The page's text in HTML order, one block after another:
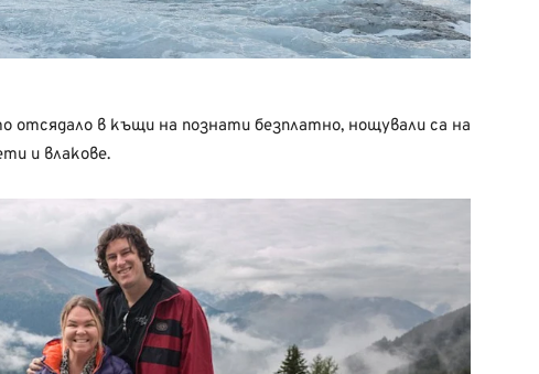
отсядало в къщи на познати безплатно, нощували са на
и влакове.